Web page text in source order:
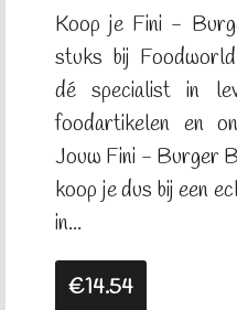
Koop je Fini -
stuks bij
dé specialist in
foodartikelen en
Jouw Fini - Burger
koop je dus bij een
in...
€14.54